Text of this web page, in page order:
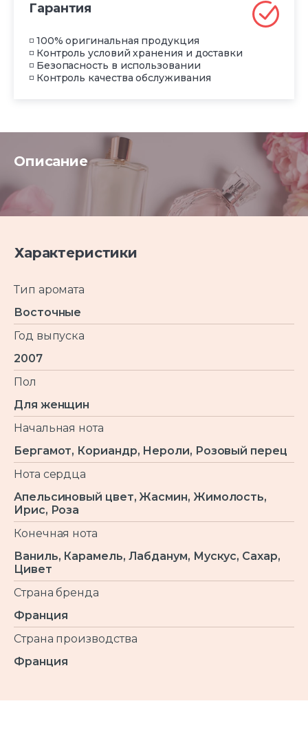
Гарантия
◽ 100% оригинальная продукция
◽ Контроль условий хранения и доставки
◽ Безопасность в использовании
◽ Контроль качества обслуживания
Описание
Характеристики
Тип аромата
Восточные
Год выпуска
2007
Пол
Для женщин
Начальная нота
Бергамот, Кориандр, Нероли, Розовый перец
Нота сердца
Апельсиновый цвет, Жасмин, Жимолость,
Ирис, Роза
Конечная нота
Ваниль, Карамель, Лабданум, Мускус, Сахар,
Цивет
Страна бренда
Франция
Страна производства
Франция